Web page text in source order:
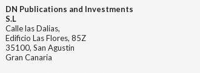
DN Publications and Investments
S.L
Calle las Dalias,
Edificio Las Flores, 85Z
35100, San Agustin
Gran Canaria